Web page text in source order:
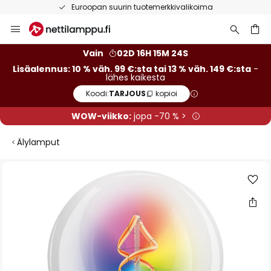
Euroopan suurin tuotemerkkivalikoima
to
Vain
02D 16H 15M 23S
Lisäalennus: 10 % väh. 99 €:sta tai 13 % väh. 149 €:sta -
lähes kaikesta
Koodi:TARJOUS kopioi
WOW-viikko:jopa -70 % >
Älylamput